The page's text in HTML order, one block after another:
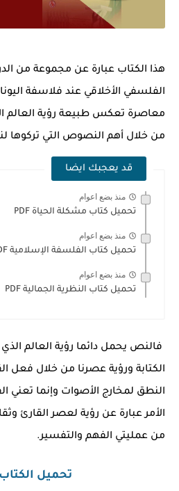
هذا الكتاب عبارة عن مجموعة من
الفلسفي الأخلاقي عند فلاسفة
معاصرة تعكس طبيعة رؤية العالم
من خلال أهم النصوص التي تركوها
قد يعجبك ايضا
منذ بضع اعوام
تحميل كتاب مشكلة الحياة PDF
منذ بضع اعوام
تحميل كتاب الفلسفة الإسلامية PDF
منذ بضع اعوام
تحميل كتاب النظرية الجمالية PDF
فالنص يحمل دائما رؤية العالم
الكتابة ورؤية عصرنا من خلال فعل
النطق لمخارج الأصوات وإنما تعني
الأمر عبارة عن رؤية لعصر القارئ
من عمليتي الفهم والتفسير.
تحميل الكتاب PDF